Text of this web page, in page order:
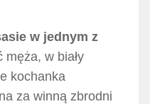
w jednym z
męża, w biały
kochanka
za winną zbrodni